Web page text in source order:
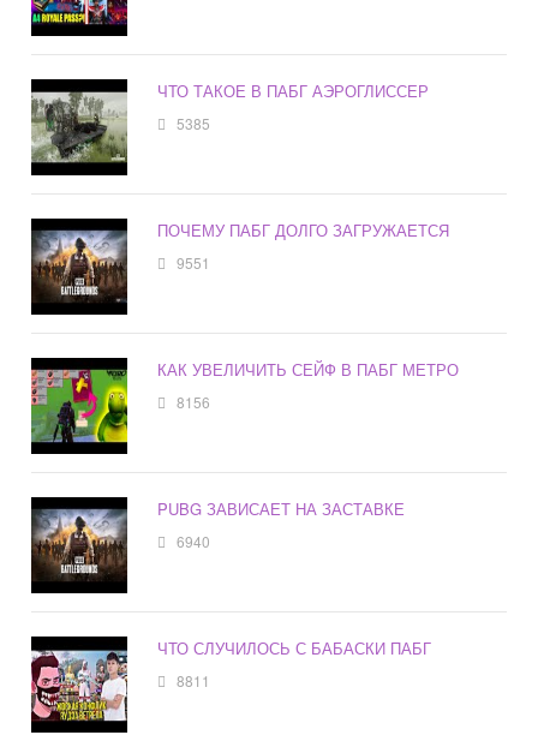
ЧТО ТАКОЕ В ПАБГ АЭРОГЛИССЕР
5385
ПОЧЕМУ ПАБГ ДОЛГО ЗАГРУЖАЕТСЯ
9551
КАК УВЕЛИЧИТЬ СЕЙФ В ПАБГ МЕТРО
8156
PUBG ЗАВИСАЕТ НА ЗАСТАВКЕ
6940
ЧТО СЛУЧИЛОСЬ С БАБАСКИ ПАБГ
8811